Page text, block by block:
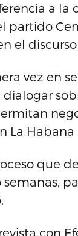
a
partido
el
vez en
La Habana
que
semanas,
con